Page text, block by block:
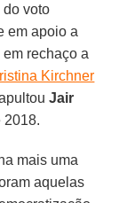
voto
em apoio a
rechaço a
Kirchner
Jair
2018.
mais uma
aquelas